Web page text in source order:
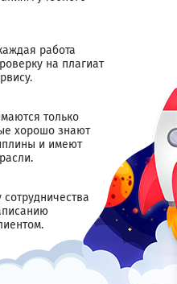
работа
на плагиат
только
хорошо знают
и имеют